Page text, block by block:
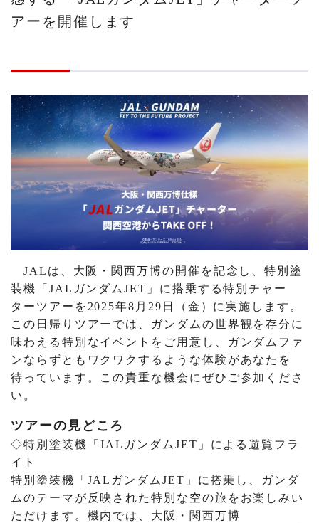
アーを開催します
JALは、大阪・関西万博の開催を記念し、特別塗
装機「JALガンダムJET」に搭乗する特別チャー
ターツアーを2025年8月29日（金）に実施します。
この日帰りツアーでは、ガンダムの世界観を存分に
味わえる特別なイベントをご用意し、ガンダムファ
ンならずともワクワクするような体験があなたを
待っています。この貴重な機会にぜひご参加くださ
い。
ツアーの見どころ
◇特別塗装機「JALガンダムJET」による遊覧フラ
イト
特別塗装機「JALガンダムJET」に搭乗し、ガンダ
ムのテーマが反映された特別な空の旅をお楽しみい
ただけます。機内では、大阪・関西万博